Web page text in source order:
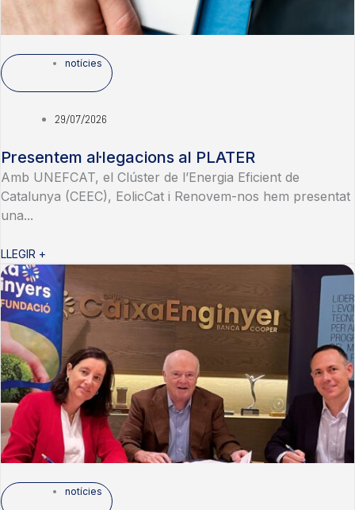
notícies
29/07/2026
Presentem al·legacions al PLATER
Amb UNEFCAT, el Clúster de l’Energia Eficient de
Catalunya (CEEC), EolicCat i Renovem-nos hem presentat
una...
LLEGIR +
notícies